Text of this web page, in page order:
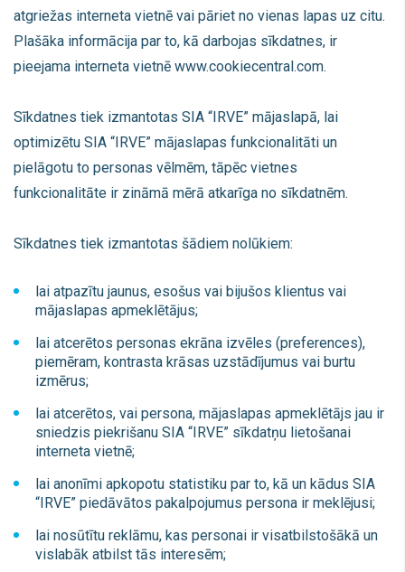
atgriežas interneta vietnē vai pāriet no vienas lapas uz citu.
Plašāka informācija par to, kā darbojas sīkdatnes, ir
pieejama interneta vietnē www.cookiecentral.com.
Sīkdatnes tiek izmantotas SIA “IRVE” mājaslapā, lai
optimizētu SIA “IRVE” mājaslapas funkcionalitāti un
pielāgotu to personas vēlmēm, tāpēc vietnes
funkcionalitāte ir zināmā mērā atkarīga no sīkdatnēm.
Sīkdatnes tiek izmantotas šādiem nolūkiem:
lai atpazītu jaunus, esošus vai bijušos klientus vai
mājaslapas apmeklētājus;
lai atcerētos personas ekrāna izvēles (preferences),
piemēram, kontrasta krāsas uzstādījumus vai burtu
izmērus;
lai atcerētos, vai persona, mājaslapas apmeklētājs jau ir
sniedzis piekrišanu SIA “IRVE” sīkdatņu lietošanai
interneta vietnē;
lai anonīmi apkopotu statistiku par to, kā un kādus SIA
“IRVE” piedāvātos pakalpojumus persona ir meklējusi;
lai nosūtītu reklāmu, kas personai ir visatbilstošākā un
vislabāk atbilst tās interesēm;